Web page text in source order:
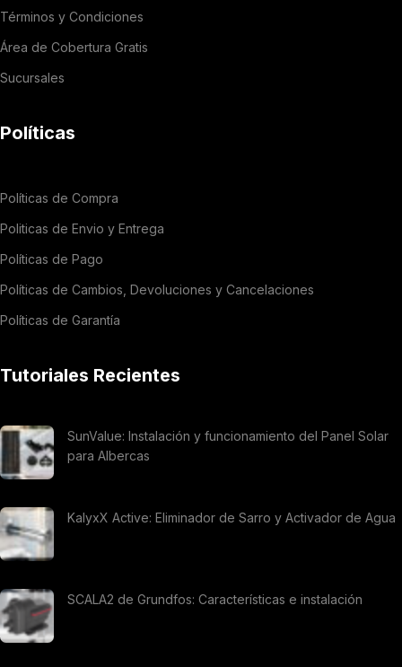
Términos y Condiciones
Área de Cobertura Gratis
Sucursales
Políticas
Políticas de Compra
Politicas de Envio y Entrega
Políticas de Pago
Políticas de Cambios, Devoluciones y Cancelaciones
Políticas de Garantía
Tutoriales Recientes
SunValue: Instalación y funcionamiento del Panel Solar
para Albercas
KalyxX Active: Eliminador de Sarro y Activador de Agua
SCALA2 de Grundfos: Características e instalación